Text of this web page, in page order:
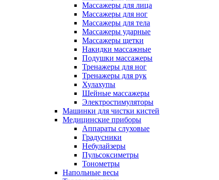
Массажеры для лица
Массажеры для ног
Массажеры для тела
Массажеры ударные
Массажеры щетки
Накидки массажные
Подушки массажеры
Тренажеры для ног
Тренажеры для рук
Хулахупы
Шейные массажеры
Электростимуляторы
Машинки для чистки кистей
Медицинские приборы
Аппараты слуховые
Градусники
Небулайзеры
Пульсоксиметры
Тонометры
Напольные весы